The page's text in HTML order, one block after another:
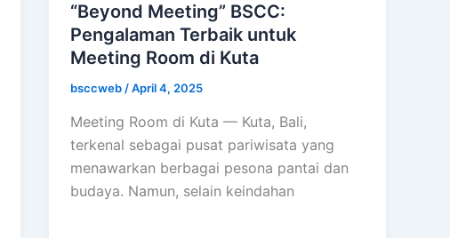
“Beyond Meeting” BSCC:
Pengalaman Terbaik untuk
Meeting Room di Kuta
bsccweb /April 4, 2025
Meeting Room di Kuta — Kuta, Bali,
terkenal sebagai pusat pariwisata yang
menawarkan berbagai pesona pantai dan
budaya. Namun, selain keindahan